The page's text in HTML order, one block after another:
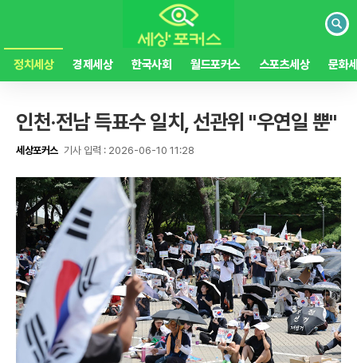
검
정치세상 경제세상 한국사회 월드포커스 스포츠세상 문화
인천·전남 득표수 일치, 선관위 "우연일 뿐"
세상포커스 기사 입력 : 2026-06-10 11:28